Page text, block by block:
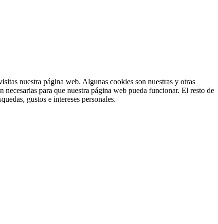
nuestra página web. Algunas cookies son nuestras y otras
para que nuestra página web pueda funcionar. El resto de
gustos e intereses personales.